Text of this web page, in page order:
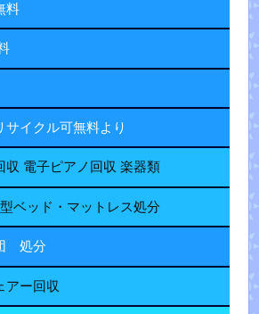
料
イクル可無料より
収 電子ピアノ回収 楽器類
ベッド・マットレス処分
処分
アー回収